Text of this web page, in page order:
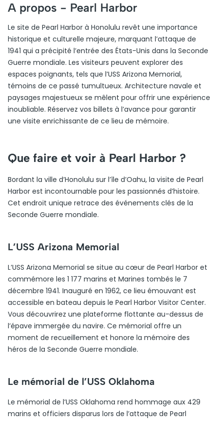
A propos - Pearl Harbor
Le site de Pearl Harbor à Honolulu revêt une importance
historique et culturelle majeure, marquant l’attaque de
1941 qui a précipité l’entrée des États-Unis dans la Seconde
Guerre mondiale. Les visiteurs peuvent explorer des
espaces poignants, tels que l’USS Arizona Memorial,
témoins de ce passé tumultueux. Architecture navale et
paysages majestueux se mêlent pour offrir une expérience
inoubliable. Réservez vos billets à l’avance pour garantir
une visite enrichissante de ce lieu de mémoire.
Que faire et voir à Pearl Harbor ?
Bordant la ville d’Honolulu sur l’île d’Oahu, la visite de Pearl
Harbor est incontournable pour les passionnés d’histoire.
Cet endroit unique retrace des événements clés de la
Seconde Guerre mondiale.
L’USS Arizona Memorial
L’USS Arizona Memorial se situe au cœur de Pearl Harbor et
commémore les 1 177 marins et Marines tombés le 7
décembre 1941. Inauguré en 1962, ce lieu émouvant est
accessible en bateau depuis le Pearl Harbor Visitor Center.
Vous découvrirez une plateforme flottante au-dessus de
l’épave immergée du navire. Ce mémorial offre un
moment de recueillement et honore la mémoire des
héros de la Seconde Guerre mondiale.
Le mémorial de l’USS Oklahoma
Le mémorial de l’USS Oklahoma rend hommage aux 429
marins et officiers disparus lors de l’attaque de Pearl